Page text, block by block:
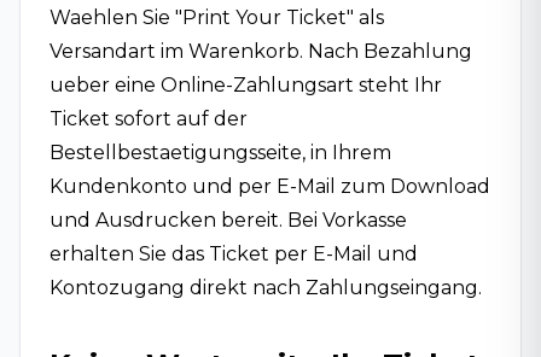
Waehlen Sie "Print Your Ticket" als
Versandart im Warenkorb. Nach Bezahlung
ueber eine Online-Zahlungsart steht Ihr
Ticket sofort auf der
Bestellbestaetigungsseite, in Ihrem
Kundenkonto und per E-Mail zum Download
und Ausdrucken bereit. Bei Vorkasse
erhalten Sie das Ticket per E-Mail und
Kontozugang direkt nach Zahlungseingang.